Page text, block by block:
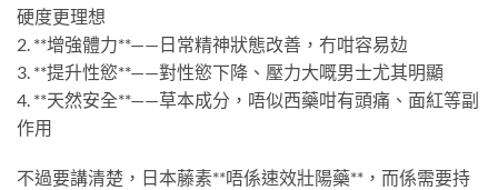
硬度更理想
2. **增強體力**——日常精神狀態改善，冇咁容易攰
3. **提升性慾**——對性慾下降、壓力大嘅男士尤其明顯
4. **天然安全**——草本成分，唔似西藥咁有頭痛、面紅等副
作用
不過要講清楚，日本藤素**唔係速效壯陽藥**，而係需要持